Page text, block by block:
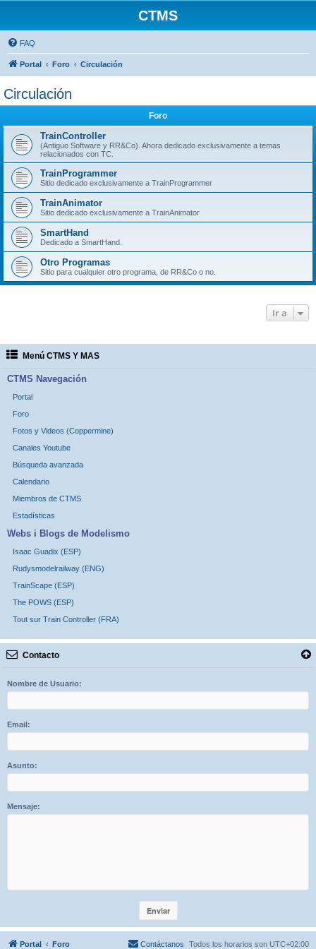
CTMS
FAQ
Portal Foro Circulación
Circulación
Foro
TrainController
(Antiguo Software y RR&Co). Ahora dedicado exclusivamente a temas
relacionados con TC.
TrainProgrammer
Sitio dedicado exclusivamente a TrainProgrammer
TrainAnimator
Sitio dedicado exclusivamente a TrainAnimator
SmartHand
Dedicado a SmartHand.
Otro Programas
Sitio para cualquier otro programa, de RR&Co o no.
Ir a
Menú CTMS Y MAS
CTMS Navegación
Portal
Foro
Fotos y Videos (Coppermine)
Canales Youtube
Búsqueda avanzada
Calendario
Miembros de CTMS
Estadísticas
Webs i Blogs de Modelismo
Isaac Guadix (ESP)
Rudysmodelrailway (ENG)
TrainScape (ESP)
The POWS (ESP)
Tout sur Train Controller (FRA)
Contacto
Nombre de Usuario:
Email:
Asunto:
Mensaje:
Portal Foro Todos los horarios son UTC+02:00
Contáctanos